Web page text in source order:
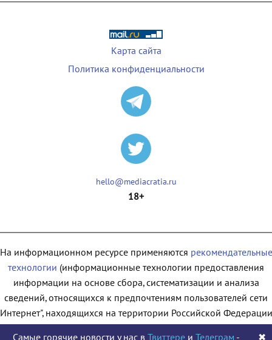
Карта сайта
Политика конфиденциальности
hello@mediacratia.ru
18+
На информационном ресурсе применяются рекомендательные
технологии (информационные технологии предоставления
информации на основе сбора, систематизации и анализа
сведений, относящихся к предпочтениям пользователей сети
находящихся на территории Российской
Самые горячие новости у нас в Твиттереи Телеграм - ✖